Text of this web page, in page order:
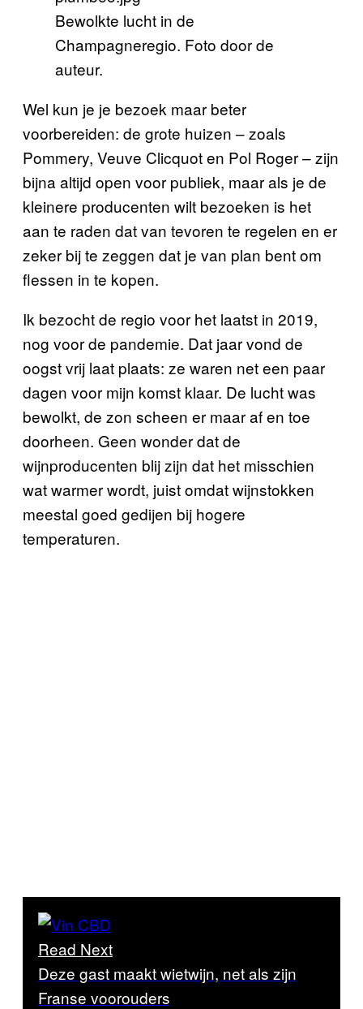
Bewolkte lucht in de
Champagneregio. Foto door de
auteur.
Wel kun je je bezoek maar beter
voorbereiden: de grote huizen – zoals
Pommery, Veuve Clicquot en Pol Roger – zijn
bijna altijd open voor publiek, maar als je de
kleinere producenten wilt bezoeken is het
aan te raden dat van tevoren te regelen en er
zeker bij te zeggen dat je van plan bent om
flessen in te kopen.
Ik bezocht de regio voor het laatst in 2019,
nog voor de pandemie. Dat jaar vond de
oogst vrij laat plaats: ze waren net een paar
dagen voor mijn komst klaar. De lucht was
bewolkt, de zon scheen er maar af en toe
doorheen. Geen wonder dat de
wijnproducenten blij zijn dat het misschien
wat warmer wordt, juist omdat wijnstokken
meestal goed gedijen bij hogere
temperaturen.
Read Next
Deze gast maakt wietwijn, net als zijn
Franse voorouders